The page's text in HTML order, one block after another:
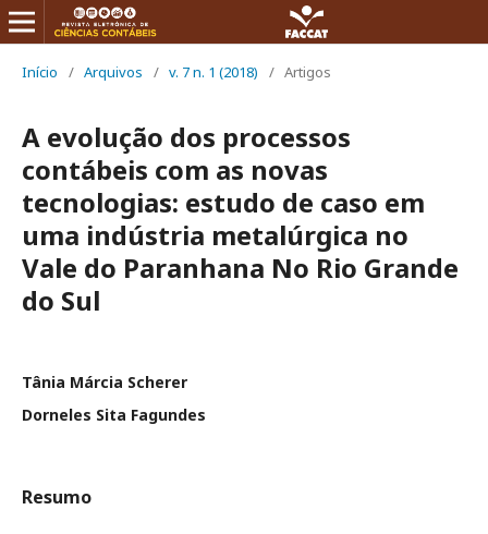
Início / Arquivos / v. 7 n. 1 (2018) / Artigos
A evolução dos processos
contábeis com as novas
tecnologias: estudo de caso em
uma indústria metalúrgica no
Vale do Paranhana No Rio Grande
do Sul
Tânia Márcia Scherer
Dorneles Sita Fagundes
Resumo